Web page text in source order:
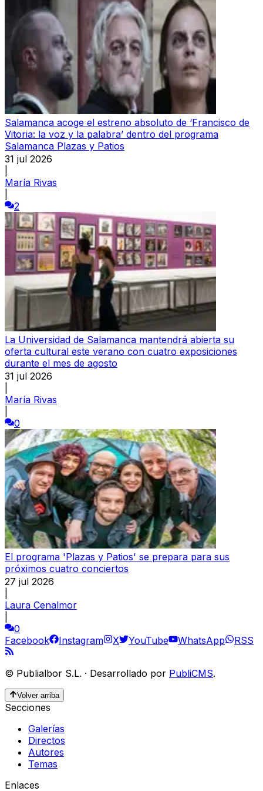
Salamanca acoge el estreno absoluto de ‘Francisco de
Vitoria: la voz y la palabra’ dentro del programa
Salamanca Plazas y Patios
31 jul 2026
María Rivas
2
La Universidad de Salamanca mantendrá abierta su
oferta cultural este verano con cuatro exposiciones
durante el mes de agosto
31 jul 2026
María Rivas
0
El programa 'Plazas y Patios' se prepara para sus
próximos cuatro conciertos
27 jul 2026
Laura Cenalmor
0
Facebook
Instagram X YouTube WhatsApp RSS
© Publialbor S.L. · Desarrollado por PubliCMS.
Volver arriba
Secciones
Galerías
Directos
Autores
Temas
Enlaces